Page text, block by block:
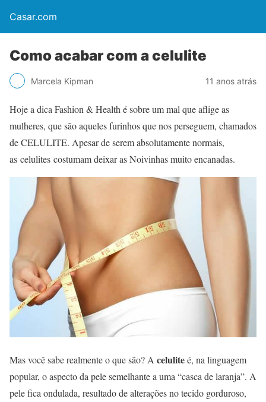
Casar.com
Como acabar com a celulite
Marcela Kipman 11 anos atrás
Hoje a dica Fashion & Health é sobre um mal que aflige as
mulheres, que são aqueles furinhos que nos perseguem, chamados
de CELULITE. Apesar de serem absolutamente normais,
as celulites costumam deixar as Noivinhas muito encanadas.
Mas você sabe realmente o que são? A celuliteé, na linguagem
popular, o aspecto da pele semelhante a uma “casca de laranja”. A
pele fica ondulada, resultado de alterações no tecido gorduroso,